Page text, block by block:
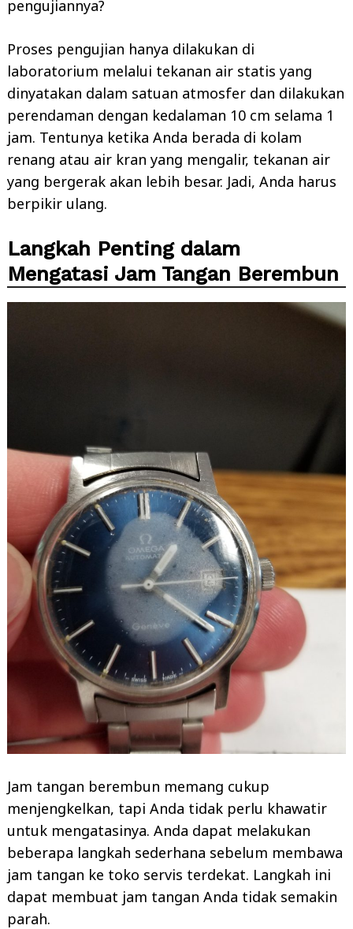
pengujiannya?
Proses pengujian hanya dilakukan di
laboratorium melalui tekanan air statis yang
dinyatakan dalam satuan atmosfer dan dilakukan
perendaman dengan kedalaman 10 cm selama 1
jam. Tentunya ketika Anda berada di kolam
renang atau air kran yang mengalir, tekanan air
yang bergerak akan lebih besar. Jadi, Anda harus
berpikir ulang.
Langkah Penting dalam
Mengatasi Jam Tangan Berembun
Jam tangan berembun memang cukup
menjengkelkan, tapi Anda tidak perlu khawatir
untuk mengatasinya. Anda dapat melakukan
beberapa langkah sederhana sebelum membawa
jam tangan ke toko servis terdekat. Langkah ini
dapat membuat jam tangan Anda tidak semakin
parah.